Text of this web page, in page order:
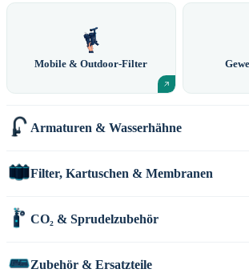
Mobile & Outdoor-Filter
Armaturen & Wasserhähne
Filter, Kartuschen & Membranen
CO₂ & Sprudelzubehör
Zubehör & Ersatzteile